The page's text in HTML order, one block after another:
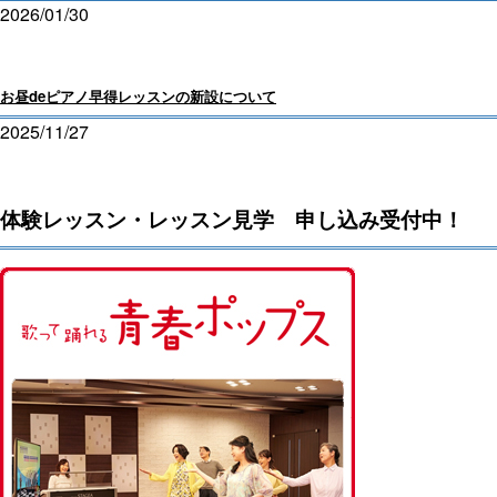
2026/01/30
お昼deピアノ早得レッスンの新設について
2025/11/27
体験レッスン・レッスン見学 申し込み受付中！